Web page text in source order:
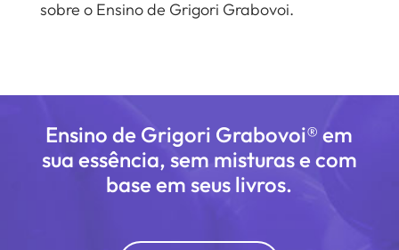
sobre o Ensino de Grigori Grabovoi.
Ensino de Grigori Grabovoi® em
sua essência, sem misturas e com
base em seus livros.